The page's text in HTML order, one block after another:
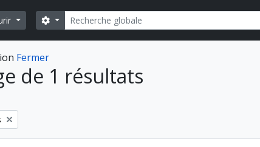
Rechercher
Search options
Fermer
de 1 résultats